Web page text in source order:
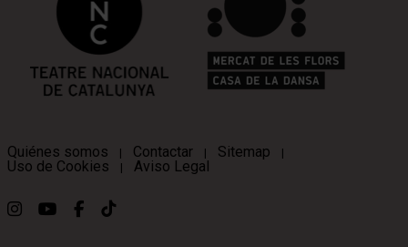
Quiénes somos | Contactar | Sitemap |
Uso de Cookies | Aviso Legal
Link a instagram
Link a youtube
Link a facebook
Link a ticktok